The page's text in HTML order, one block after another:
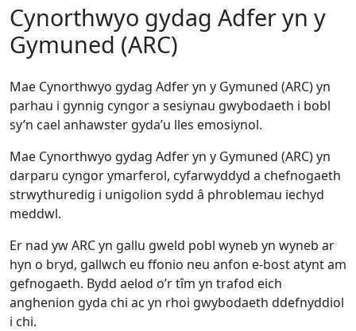
Cynorthwyo gydag Adfer yn y
Gymuned (ARC)
Mae Cynorthwyo gydag Adfer yn y Gymuned (ARC) yn
parhau i gynnig cyngor a sesiynau gwybodaeth i bobl
sy’n cael anhawster gyda’u lles emosiynol.
Mae Cynorthwyo gydag Adfer yn y Gymuned (ARC) yn
darparu cyngor ymarferol, cyfarwyddyd a chefnogaeth
strwythuredig i unigolion sydd â phroblemau iechyd
meddwl.
Er nad yw ARC yn gallu gweld pobl wyneb yn wyneb ar
hyn o bryd, gallwch eu ffonio neu anfon e-bost atynt am
gefnogaeth. Bydd aelod o’r tîm yn trafod eich
anghenion gyda chi ac yn rhoi gwybodaeth ddefnyddiol
i chi.